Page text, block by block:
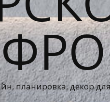
планировка, декор